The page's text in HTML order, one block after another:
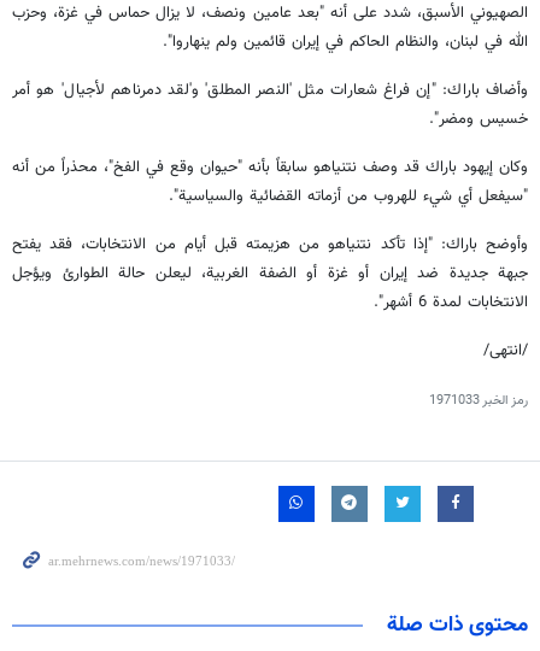
الصهيوني الأسبق، شدد على أنه "بعد عامين ونصف، لا يزال حماس في غزة، وحزب
الله في لبنان، والنظام الحاكم في إيران قائمين ولم ينهاروا".
وأضاف باراك: "إن فراغ شعارات مثل 'النصر المطلق' و'لقد دمرناهم لأجيال' هو أمر
خسيس ومضر".
وكان إيهود باراك قد وصف نتنياهو سابقاً بأنه "حيوان وقع في الفخ"، محذراً من أنه
"سيفعل أي شيء للهروب من أزماته القضائية والسياسية".
وأوضح باراك: "إذا تأكد نتنياهو من هزيمته قبل أيام من الانتخابات، فقد يفتح
جبهة جديدة ضد إيران أو غزة أو الضفة الغربية، ليعلن حالة الطوارئ ويؤجل
الانتخابات لمدة 6 أشهر".
/انتهى/
رمز الخبر1971033
محتوى ذات صلة